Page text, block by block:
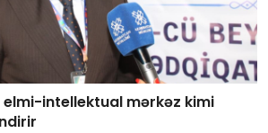
intellektual mərkəz kimi